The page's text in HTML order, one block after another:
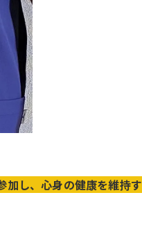
し、心身の健康を維持